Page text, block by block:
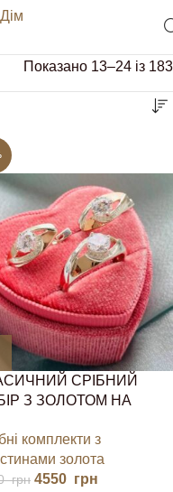
Показано 13–24 із 183
СРІБНИЙ
З ЗОЛОТОМ НА
комплекти з
золота
грн 4550 грн